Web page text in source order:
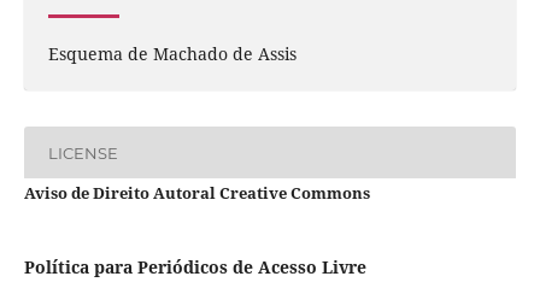
Esquema de Machado de Assis
LICENSE
Aviso de Direito Autoral Creative Commons
Política para Periódicos de Acesso Livre